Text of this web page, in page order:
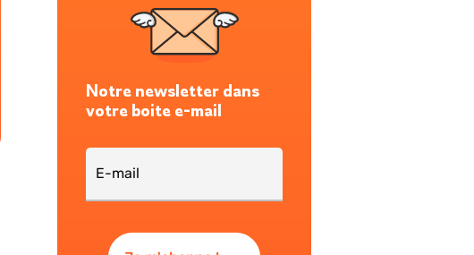
Notre newsletter dans
votre boite e-mail